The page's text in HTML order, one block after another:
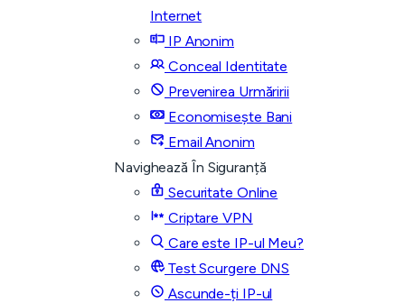
Internet
IP Anonim
Conceal Identitate
Prevenirea Urmăririi
Economisește Bani
Email Anonim
Navighează În Siguranță
Securitate Online
Criptare VPN
Care este IP-ul Meu?
Test Scurgere DNS
Ascunde-ți IP-ul